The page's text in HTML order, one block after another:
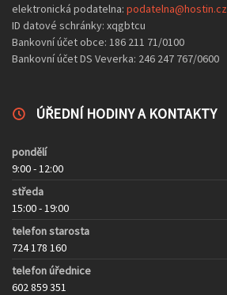
elektronická podatelna: podatelna@hostin.cz
ID datové schránky: xqgbtcu
Bankovní účet obce: 186 211 71/0100
Bankovní účet DS Veverka: 246 247 767/0600
ÚŘEDNÍ HODINY A KONTAKTY
pondělí
9:00 - 12:00
středa
15:00 - 19:00
telefon starosta
724 178 160
telefon úřednice
602 859 351